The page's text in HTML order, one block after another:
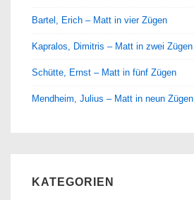
Bartel, Erich – Matt in vier Zügen
Kapralos, Dimitris – Matt in zwei Zügen
Schütte, Ernst – Matt in fünf Zügen
Mendheim, Julius – Matt in neun Zügen
KATEGORIEN